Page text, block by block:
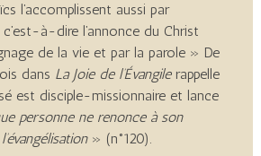
l’accomplissent aussi par
c’est-à-dire l’annonce du Christ
de la vie et par la parole » De
dans La Joie de l’Évangilerappelle
est disciple-missionnaire et lance
personne ne renonce à son
» (n°120).